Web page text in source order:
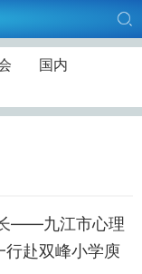
国内
——九江市心理
行赴双峰小学庾